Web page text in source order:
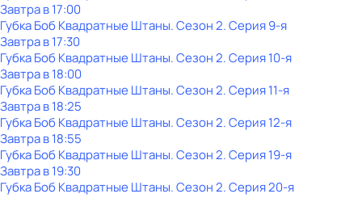
Завтра в 17:00
Губка Боб Квадратные Штаны. Сезон 2. Серия 9-я
Завтра в 17:30
Губка Боб Квадратные Штаны. Сезон 2. Серия 10-я
Завтра в 18:00
Губка Боб Квадратные Штаны. Сезон 2. Серия 11-я
Завтра в 18:25
Губка Боб Квадратные Штаны. Сезон 2. Серия 12-я
Завтра в 18:55
Губка Боб Квадратные Штаны. Сезон 2. Серия 19-я
Завтра в 19:30
Губка Боб Квадратные Штаны. Сезон 2. Серия 20-я